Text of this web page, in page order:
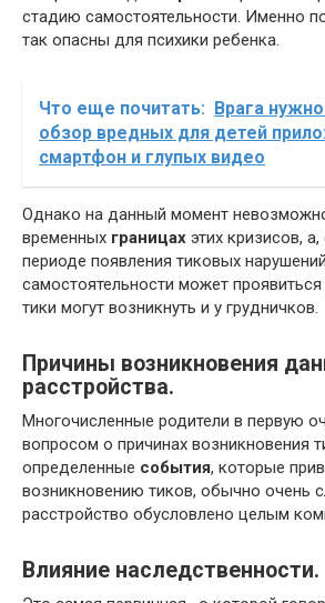
стадию самостоятельности. Именно
так опасны для психики ребенка.
Что еще почитать: Врага
обзор вредных для детей
смартфон и глупых видео
Однако на данный момент
временных границах этих кризисов,
периоде появления тиковых
самостоятельности может
тики могут возникнуть и у грудничков.
Причины возникновения
расстройства.
Многочисленные родители в первую
вопросом о причинах возникновения
определенные события, которые
возникновению тиков, обычно очень
расстройство обусловлено целым
Влияние наследственности.